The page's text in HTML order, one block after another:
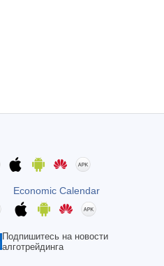
Economic Calendar
Подпишитесь на новости
алготрейдинга